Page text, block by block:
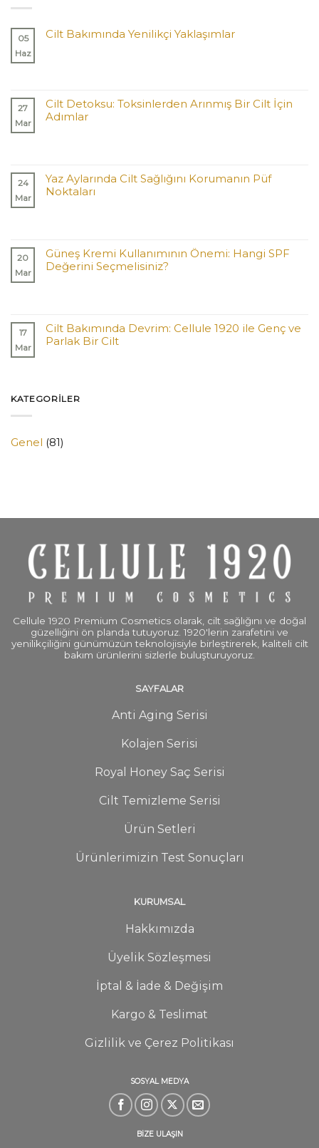
05
Haz
Cilt Bakımında Yenilikçi Yaklaşımlar
27
Mar
Cilt Detoksu: Toksinlerden Arınmış Bir Cilt İçin
Adımlar
24
Mar
Yaz Aylarında Cilt Sağlığını Korumanın Püf
Noktaları
20
Mar
Güneş Kremi Kullanımının Önemi: Hangi SPF
Değerini Seçmelisiniz?
17
Mar
Cilt Bakımında Devrim: Cellule 1920 ile Genç ve
Parlak Bir Cilt
KATEGORILER
Genel (81)
Cellule 1920 Premium Cosmetics olarak, cilt sağlığını ve doğal
güzelliğini ön planda tutuyoruz. 1920'lerin zarafetini ve
yenilikçiliğini günümüzün teknolojisiyle birleştirerek, kaliteli cilt
bakım ürünlerini sizlerle buluşturuyoruz.
SAYFALAR
Anti Aging Serisi
Kolajen Serisi
Royal Honey Saç Serisi
Cilt Temizleme Serisi
Ürün Setleri
Ürünlerimizin Test Sonuçları
KURUMSAL
Hakkımızda
Üyelik Sözleşmesi
İptal & İade & Değişim
Kargo & Teslimat
Gizlilik ve Çerez Politikası
SOSYAL MEDYA
BİZE ULAŞIN